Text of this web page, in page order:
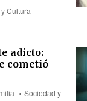
Cultura
adicto:
cometió
Sociedad y